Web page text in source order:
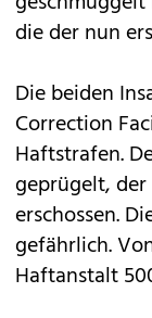
die der nun
Die beiden
Correction
Haftstrafen.
geprügelt,
erschossen.
gefährlich.
Haftanstalt